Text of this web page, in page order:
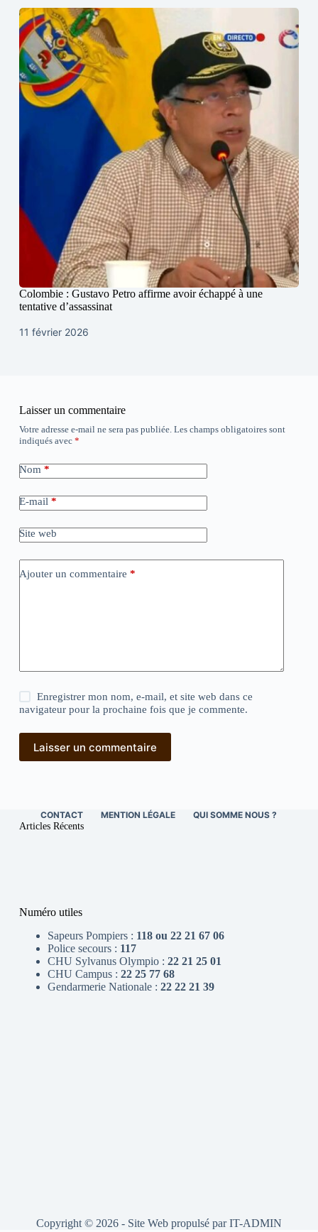
Colombie : Gustavo Petro affirme avoir échappé à une
tentative d’assassinat
11 février 2026
Laisser un commentaire
Votre adresse e-mail ne sera pas publiée. Les champs obligatoires sont
indiqués avec *
Nom *
E-mail *
Site web
Ajouter un commentaire *
Enregistrer mon nom, e-mail, et site web dans ce
navigateur pour la prochaine fois que je commente.
Laisser un commentaire
CONTACT MENTION LÉGALE QUI SOMME NOUS ?
Articles Récents
Numéro utiles
Sapeurs Pompiers : 118 ou 22 21 67 06
Police secours : 117
CHU Sylvanus Olympio : 22 21 25 01
CHU Campus : 22 25 77 68
Gendarmerie Nationale : 22 22 21 39
Copyright © 2026 - Site Web propulsé parIT-ADMIN